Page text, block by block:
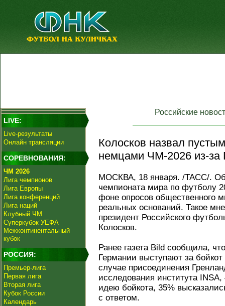
LIVE:
Live-результаты
Онлайн трансляции
СОРЕВНОВАНИЯ:
ЧМ 2026
Лига чемпионов
Лига Европы
Лига конференций
Лига наций
Клубный ЧМ
Суперкубок УЕФА
Межконтинентальный
кубок
РОССИЯ:
Премьер-лига
Первая лига
Вторая лига
Кубок России
Календарь
Российские
Колосков назвал
немцами ЧМ-2026 из-за
МОСКВА, 18 января. /ТАСС/.
чемпионата мира по футболу
фоне опросов общественного
реальных оснований. Такое
президент Российского
Колосков.
Ранее газета Bild сообщила,
Германии выступают за
случае присоединения
исследования института
идею бойкота, 35%
с ответом.